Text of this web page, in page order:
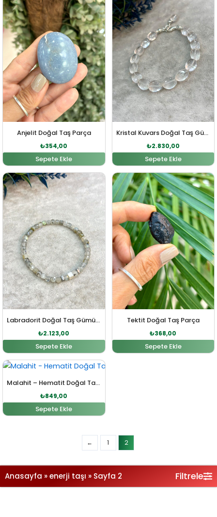
Anjelit Doğal Taş Parça
₺354,00
Sepete Ekle
Kristal Kuvars Doğal Taş Gümüş Bileklik
₺2.830,00
Sepete Ekle
Labradorit Doğal Taş Gümüş Bileklik
Orijinal fiyat: ₺2.335,00.
₺2.123,00
Şu andaki fiyat: ₺2.123,00.
Sepete Ekle
Tektit Doğal Taş Parça
Orijinal fiyat:
₺368,00
Şu andaki
Sepete Ekle
Malahit – Hematit Doğal Taş İpli Bileklik
Orijinal fiyat: ₺934,00.
₺849,00
Şu andaki fiyat: ₺849,00.
Sepete Ekle
Anasayfa »enerji taşı » Sayfa 2 Filtrele